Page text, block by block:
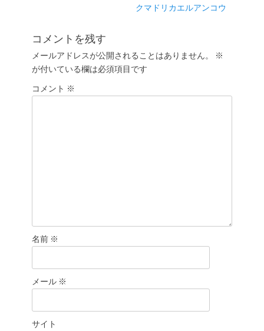
ー
シ
ョ
ン
投
クマドリカエルアンコウ
コメントを残す
メールアドレスが公開されることはありません。
※
が付いている欄は必須項目です
コメント ※
名前 ※
メール ※
サイト